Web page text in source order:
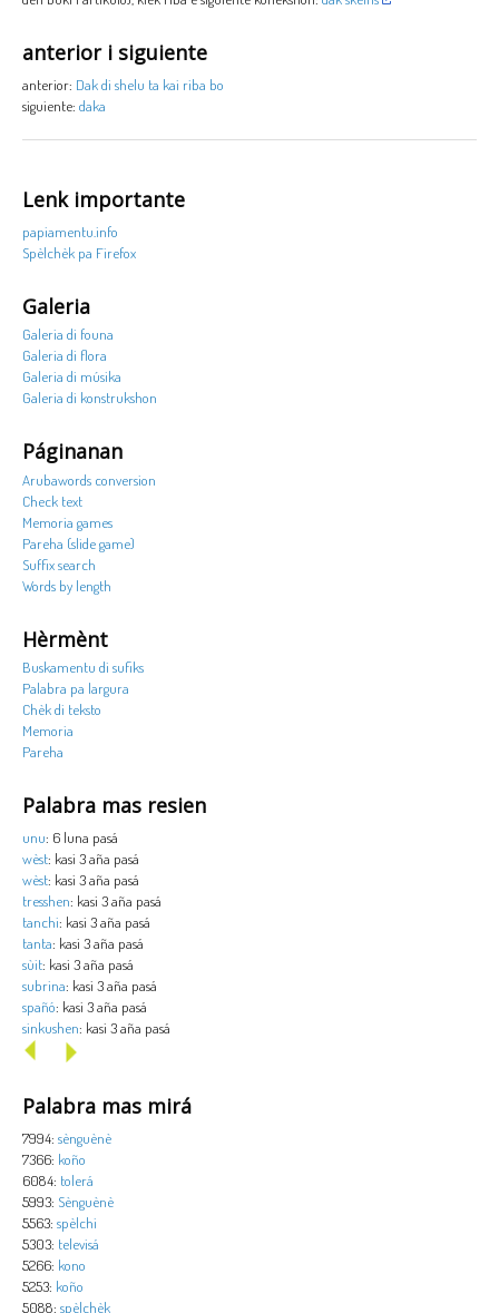
anterior i siguiente
anterior: Dak di shelu ta kai riba bo
siguiente: daka
Lenk importante
papiamentu.info
Spèlchèk pa Firefox
Galeria
Galeria di founa
Galeria di flora
Galeria di músika
Galeria di konstrukshon
Páginanan
Arubawords conversion
Check text
Memoria games
Pareha (slide game)
Suffix search
Words by length
Hèrmènt
Buskamentu di sufiks
Palabra pa largura
Chèk di teksto
Memoria
Pareha
Palabra mas resien
unu: 6 luna pasá
wèst: kasi 3 aña pasá
wèst: kasi 3 aña pasá
tresshen: kasi 3 aña pasá
tanchi: kasi 3 aña pasá
tanta: kasi 3 aña pasá
sùit: kasi 3 aña pasá
subrina: kasi 3 aña pasá
spañó: kasi 3 aña pasá
sinkushen: kasi 3 aña pasá
Palabra mas mirá
7994: sènguènè
7366: koño
6084: tolerá
5993: Sènguènè
5563: spèlchi
5303: televisá
5266: kono
5253: koño
5088: spèlchèk